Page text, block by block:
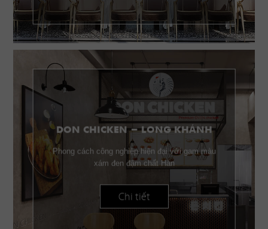
DON CHICKEN - LONG KHÁNH
Phong cách công nghiệp hiện đại với gam màu
xám đen đậm chất Hàn
Chi tiết